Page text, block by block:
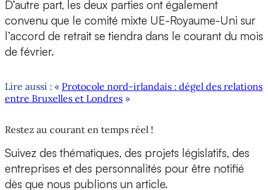
D’autre part, les deux parties ont également
convenu que le comité mixte UE-Royaume-Uni sur
l’accord de retrait se tiendra dans le courant du mois
de février.
Lire aussi : « Protocole nord-irlandais : dégel des relations
entre Bruxelles et Londres »
Restez au courant en temps réel !
Suivez des thématiques, des projets législatifs, des
entreprises et des personnalités pour être notifié
dès que nous publions un article.